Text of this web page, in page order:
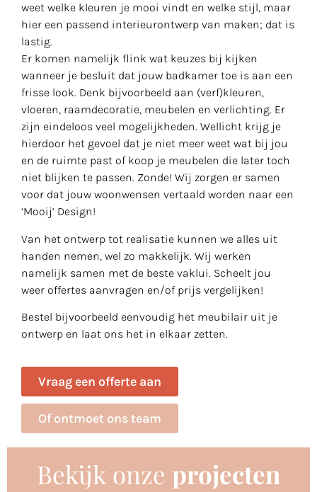
weet welke kleuren je mooi vindt en welke stijl, maar
hier een passend interieurontwerp van maken; dat is
lastig.
Er komen namelijk flink wat keuzes bij kijken
wanneer je besluit dat jouw badkamer toe is aan een
frisse look. Denk bijvoorbeeld aan (verf)kleuren,
vloeren, raamdecoratie, meubelen en verlichting. Er
zijn eindeloos veel mogelijkheden. Wellicht krijg je
hierdoor het gevoel dat je niet meer weet wat bij jou
en de ruimte past of koop je meubelen die later toch
niet blijken te passen. Zonde! Wij zorgen er samen
voor dat jouw woonwensen vertaald worden naar een
‘Mooij’ Design!
Van het ontwerp tot realisatie kunnen we alles uit
handen nemen, wel zo makkelijk. Wij werken
namelijk samen met de beste vaklui. Scheelt jou
weer offertes aanvragen en/of prijs vergelijken!
Bestel bijvoorbeeld eenvoudig het meubilair uit je
ontwerp en laat ons het in elkaar zetten.
Vraag een offerte aan
Of ontmoet ons team
Bekijk onze projecten